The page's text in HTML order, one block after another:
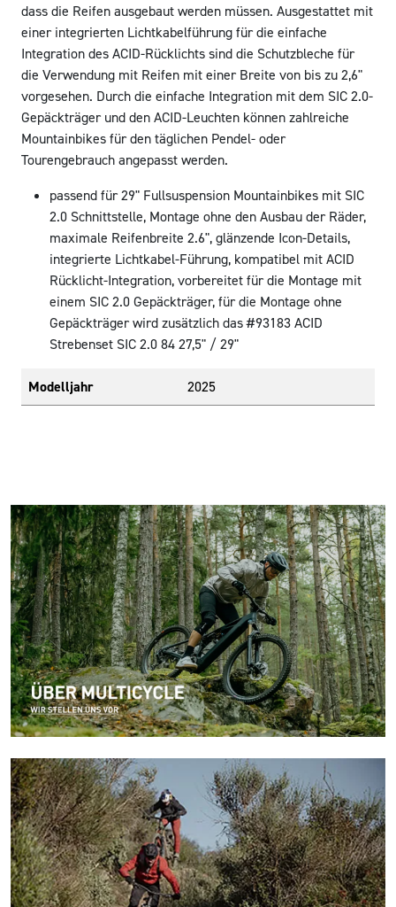
dass die Reifen ausgebaut werden müssen. Ausgestattet mit
einer integrierten Lichtkabelführung für die einfache
Integration des ACID-Rücklichts sind die Schutzbleche für
die Verwendung mit Reifen mit einer Breite von bis zu 2,6"
vorgesehen. Durch die einfache Integration mit dem SIC 2.0-
Gepäckträger und den ACID-Leuchten können zahlreiche
Mountainbikes für den täglichen Pendel- oder
Tourengebrauch angepasst werden.
passend für 29" Fullsuspension Mountainbikes mit SIC
2.0 Schnittstelle, Montage ohne den Ausbau der Räder,
maximale Reifenbreite 2.6", glänzende Icon-Details,
integrierte Lichtkabel-Führung, kompatibel mit ACID
Rücklicht-Integration, vorbereitet für die Montage mit
einem SIC 2.0 Gepäckträger, für die Montage ohne
Gepäckträger wird zusätzlich das #93183 ACID
Strebenset SIC 2.0 84 27,5" / 29"
Modelljahr 2025